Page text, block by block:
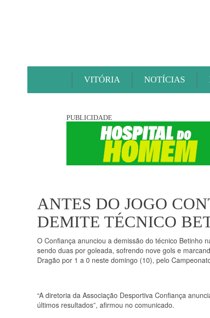
VITÓRIA NOTÍCIAS
PUBLICIDADE
ANTES DO JOGO
DEMITE TÉCNICO
O Confiança anunciou a demissão do técnico Betinho
sendo duas por goleada, sofrendo nove gols e
Dragão por 1 a 0 neste domingo (10), pelo
“A diretoria da Associação Desportiva Confiança
últimos resultados”, afirmou no comunicado.